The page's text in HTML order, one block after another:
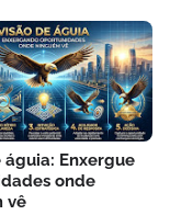
águia: Enxergue
onde
vê